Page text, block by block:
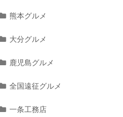
熊本グルメ
大分グルメ
鹿児島グルメ
全国遠征グルメ
一条工務店